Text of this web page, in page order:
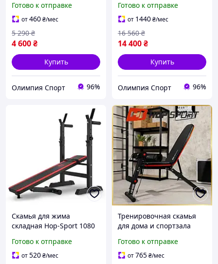
Готово к отправке
от460₴/мес
4 600₴
5 290 ₴
Купить
Олимпия Спорт 96%
Готово к отправке
от 1440₴/мес
14 400₴
16 560 ₴
Купить
Олимпия Спорт 96%
Скамья для жима
складная Hop-Sport 1080
Готово к отправке
от520₴/мес
Тренировочная скамья
для дома и спортзала
эспандерами Спортивная
скамья для тренировок
Готово к отправке
от765₴/мес